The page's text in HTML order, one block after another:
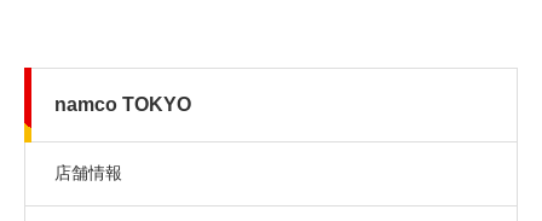
namco TOKYO
店舗情報